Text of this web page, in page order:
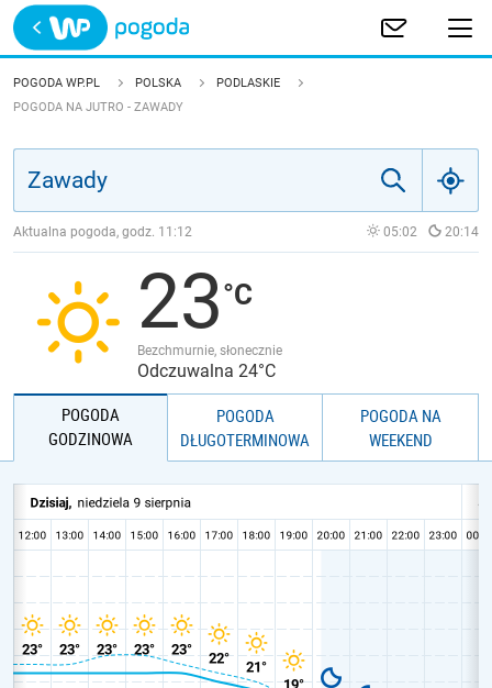
Trwa ładowanie
POLSKA
JAKOŚĆ POWIETRZA
POGODA WP.PL POLSKA
PODLASKIE
POGODA NA JUTRO - ZAWADY
Aktualna pogoda, godz. 11:12 05:02 20:14
23
Bezchmurnie, słonecznie
Odczuwalna 24°C
POGODA
GODZINOWA
POGODA
DŁUGOTERMINOWA
POGODA NA
WEEKEND